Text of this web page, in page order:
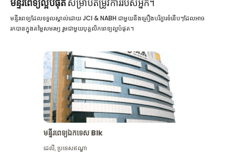
មន្ទីរពេទ្យល្អបំផុតសម្រាប់តម្រូវការរបស់អ្នក។
មន្ទីរពេទ្យដែលទទួលស្គាល់ដោយ JCI & NABH ជាមួយនឹងគ្រឿងបរិក្ខារទំនើបៗដែលអាច
រកបានក្នុងតម្លៃសមរម្យ រួមជាមួយបុគ្គលិកពេទ្យល្អបំផុត។
មន្ទីរពេទ្យឯកទេស Blk
ដេលី,ប្រទេសឥណ្ឌា